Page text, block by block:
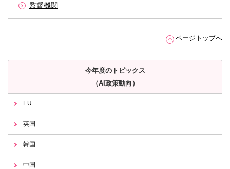
監督機関
ページトップへ
今年度のトピックス
（AI政策動向）
EU
英国
韓国
中国